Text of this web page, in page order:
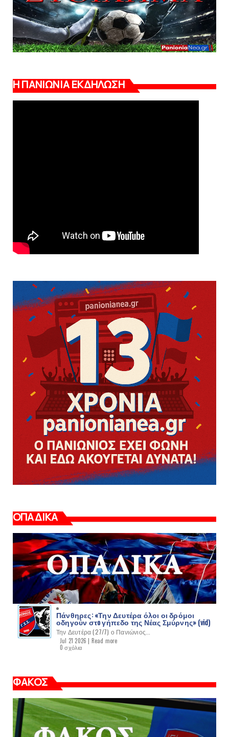
Η ΠΑΝΙΩΝΙΑ ΕΚΔΗΛΩΣΗ
ΟΠΑΔΙΚΑ
Πάνθηρες: «Την Δευτέρα όλοι οι δρόμοι
οδηγούν στo γήπεδο της Νέας Σμύρνης» (vid)
Την Δευτέρα (27/7) ο Πανιώνιος...
Jul 21 2026 | Read more
0 σχόλια
ΦΑΚΟΣ